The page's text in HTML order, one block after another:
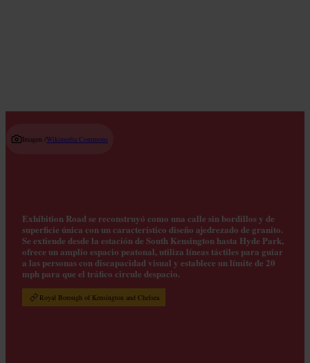
Imagen /Wikimedia Commons
Exhibition Road se reconstruyó como una calle sin bordillos y de
superficie única con un característico diseño ajedrezado de granito.
Se extiende desde la estación de South Kensington hasta Hyde Park,
ofrece un amplio espacio peatonal, utiliza líneas táctiles para guiar
a las personas con discapacidad visual y establece un límite de 20
mph para que el tráfico circule despacio.
Royal Borough of Kensington and Chelsea